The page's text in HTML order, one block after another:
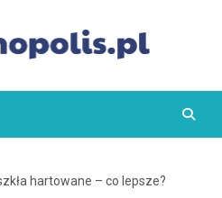
hartowane – co lepsze?